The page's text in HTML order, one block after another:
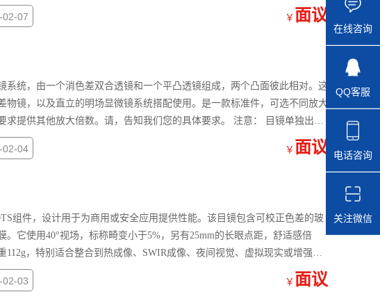
02-07 ￥ 面议
系统，由一个消色差双合透镜和一个平凸透镜组成，两个凸面彼此相对。这
物镜，以及直立的明场显微镜系统搭配使用。是一款标准件，可选不同放大
求提供其他放大倍数。请，告知我们您的具体要求。 注意： 目镜单独出
02-04 ￥ 面议
组件，设计用于为商用或安全应用提供性能。该目镜包含可校正色差的玻
。它使用40°视场，标称畸变小于5%，另有25mm的长眼点距，舒适感倍
112g，特别适合整合到热成像、SWIR成像、夜间视觉、虚拟现实或增强现
02-03 ￥ 面议
在线咨询
QQ客服
电话咨询
关注微信